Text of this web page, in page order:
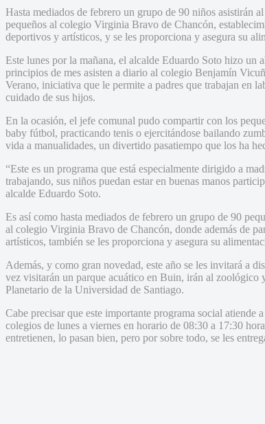
Hasta mediados de febrero un grupo de 90 niños asistirán
pequeños al colegio Virginia Bravo de Chancón,
deportivos y artísticos, y se les proporciona y asegura su
Este lunes por la mañana, el alcalde Eduardo Soto hizo un
principios de mes asisten a diario al colegio Benjamín
Verano, iniciativa que le permite a padres que trabajan en
cuidado de sus hijos.
En la ocasión, el jefe comunal pudo compartir con los
baby fútbol, practicando tenis o ejercitándose bailando
vida a manualidades, un divertido pasatiempo que los ha
“Este es un programa que está especialmente dirigido a
trabajando, sus niños puedan estar en buenas manos
alcalde Eduardo Soto.
Es así como hasta mediados de febrero un grupo de 90
al colegio Virginia Bravo de Chancón, donde además de
artísticos, también se les proporciona y asegura su
Además, y como gran novedad, este año se les invitará a
vez visitarán un parque acuático en Buin, irán al zoológico
Planetario de la Universidad de Santiago.
Cabe precisar que este importante programa social atiende
colegios de lunes a viernes en horario de 08:30 a 17:30
entretienen, lo pasan bien, pero por sobre todo, se les